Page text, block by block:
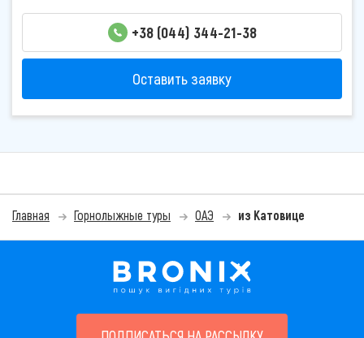
+38 (044) 344-21-38
Оставить заявку
Главная Горнолыжные туры ОАЭ из Катовице